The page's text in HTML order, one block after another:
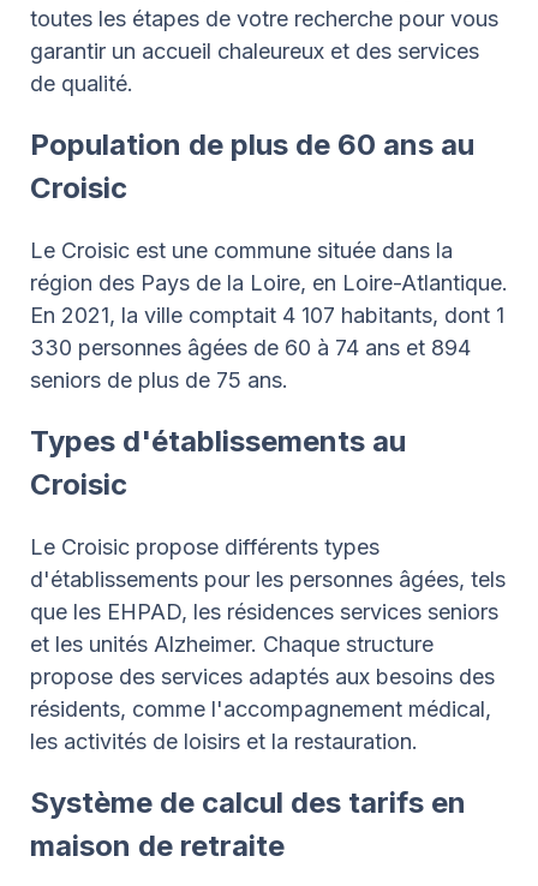
toutes les étapes de votre recherche pour vous
garantir un accueil chaleureux et des services
de qualité.
Population de plus de 60 ans au
Croisic
Le Croisic est une commune située dans la
région des Pays de la Loire, en Loire-Atlantique.
En 2021, la ville comptait 4 107 habitants, dont 1
330 personnes âgées de 60 à 74 ans et 894
seniors de plus de 75 ans.
Types d'établissements au
Croisic
Le Croisic propose différents types
d'établissements pour les personnes âgées, tels
que les EHPAD, les résidences services seniors
et les unités Alzheimer. Chaque structure
propose des services adaptés aux besoins des
résidents, comme l'accompagnement médical,
les activités de loisirs et la restauration.
Système de calcul des tarifs en
maison de retraite